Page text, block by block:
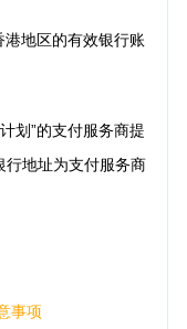
地区的有效银行账
划”的支付服务商提
行地址为支付服务商
事项